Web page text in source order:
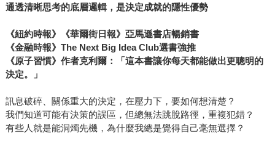
通透清晰思考的底層邏輯，是決定成就的隱性優勢
《紐約時報》《華爾街日報》亞馬遜書店暢銷書
《金融時報》The Next Big Idea Club選書強推
《原子習慣》作者克利爾：「這本書讓你每天都能做出更聰明的
決定。」
訊息破碎、關係重大的決定，在壓力下，要如何想清楚？
我們知道可能有決策的誤區，但總無法跳脫路徑，重複犯錯？
有些人就是能洞燭先機，為什麼我總是覺得自己毫無選擇？